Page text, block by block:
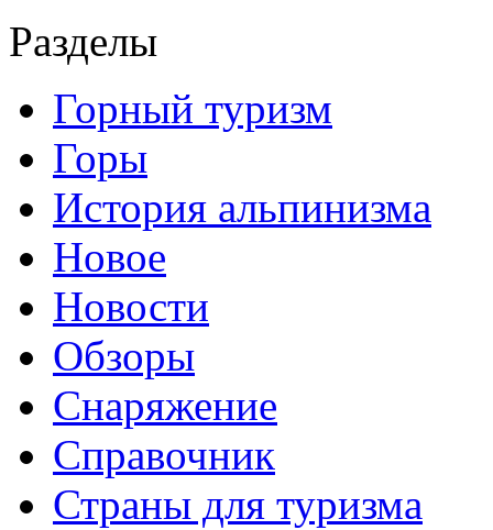
Разделы
Горный туризм
Горы
История альпинизма
Новое
Новости
Обзоры
Снаряжение
Справочник
Страны для туризма